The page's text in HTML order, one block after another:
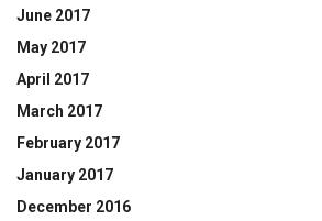
June 2017
May 2017
April 2017
March 2017
February 2017
January 2017
December 2016